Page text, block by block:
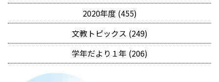
2020年度 (455)
文教トピックス (249)
学年だより１年 (206)